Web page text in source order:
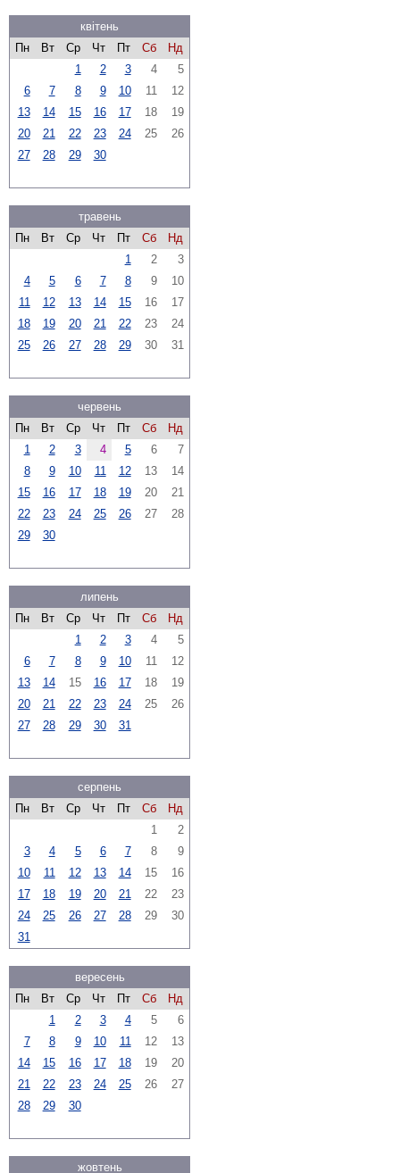
квітень
Пн
Вт Ср Чт Пт Сб
Нд
1
2 3 4
5
6
7 8 9 10 11
12
13
14 15 16 17 18
19
20
21 22 23 24 25
26
27
28 29 30
травень
Пн
Вт Ср Чт Пт Сб
Нд
1
2
3
4
5 6 7 8 9
10
11
12 13 14 15 16
17
18
19 20 21 22 23
24
25
26 27 28 29 30 31
червень
Пн
Вт Ср Чт Пт Сб
Нд
1
2 3 4 5 6
7
8
9 10 11 12 13
14
15
16 17 18 19 20
21
22
23 24 25 26 27
28
29
30
липень
Пн
Вт Ср Чт Пт Сб
Нд
1
2 3 4
5
6
7 8 9 10 11
12
13
14 15 16 17 18
19
20
21 22 23 24 25
26
27
28 29 30 31
серпень
Пн
Вт Ср Чт Пт Сб
Нд
1
2
3
4 5 6 7 8
9
10
11 12 13 14 15
16
17
18 19 20 21 22
23
24
25 26 27 28 29
30
31
вересень
Пн
Вт Ср Чт Пт Сб
Нд
1
2 3 4 5
6
7
8 9 10 11 12
13
14
15 16 17 18 19
20
21
22 23 24 25 26
27
28
29 30
жовтень